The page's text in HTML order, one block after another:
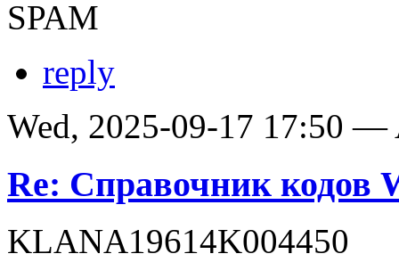
SPAM
reply
Wed, 2025-09-17 17:50 —
Re: Справочник кодов
KLANA19614K004450